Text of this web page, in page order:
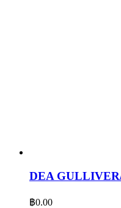
DEA
฿0.00